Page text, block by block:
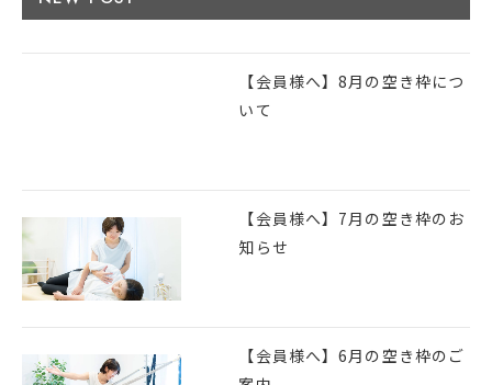
【会員様へ】8月の空き枠につ
いて
【会員様へ】7月の空き枠のお
知らせ
【会員様へ】6月の空き枠のご